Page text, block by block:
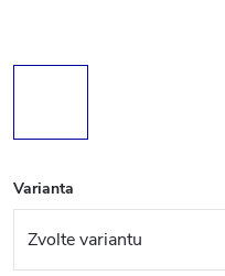
Varianta